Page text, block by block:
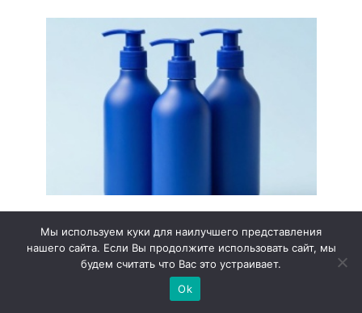
Девушки, пора оголять хрупкие плечи и красивые
ключицы!
Мы используем куки для наилучшего представления
нашего сайта. Если Вы продолжите использовать сайт, мы
будем считать что Вас это устраивает.
Ok